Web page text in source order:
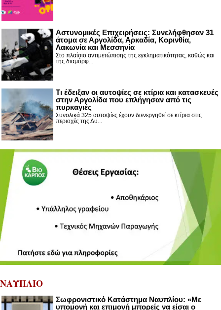
Αστυνομικές Επιχειρήσεις: Συνελήφθησαν 31
άτομα σε Αργολίδα, Αρκαδία, Κορινθία,
Λακωνία και Μεσσηνία
Στο πλαίσιο αντιμετώπισης της εγκληματικότητας, καθώς και
της διαμόρφ...
Τι έδειξαν οι αυτοψίες σε κτίρια και κατασκευές
στην Αργολίδα που επλήγησαν από τις
πυρκαγιές
Συνολικά 325 αυτοψίες έχουν διενεργηθεί σε κτίρια στις
περιοχές της Δυ...
ΝΑΥΠΛΙΟ
Σωφρονιστικό Κατάστημα Ναυπλίου: «Με
υπομονή και επιμονή μπορείς να είσαι ο